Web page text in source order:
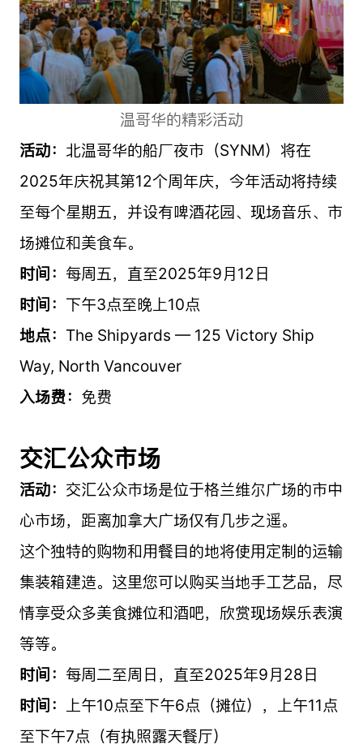
温哥华的精彩活动
活动： 北温哥华的船厂夜市（SYNM）将在
2025年庆祝其第12个周年庆，今年活动将持续
至每个星期五，并设有啤酒花园、现场音乐、市
场摊位和美食车。
时间： 每周五，直至2025年9月12日
时间： 下午3点至晚上10点
地点： The Shipyards — 125 Victory Ship
Way, North Vancouver
入场费： 免费
交汇公众市场
活动： 交汇公众市场是位于格兰维尔广场的市中
心市场，距离加拿大广场仅有几步之遥。
这个独特的购物和用餐目的地将使用定制的运输
集装箱建造。这里您可以购买当地手工艺品，尽
情享受众多美食摊位和酒吧，欣赏现场娱乐表演
等等。
时间： 每周二至周日，直至2025年9月28日
时间： 上午10点至下午6点（摊位），上午11点
至下午7点（有执照露天餐厅）